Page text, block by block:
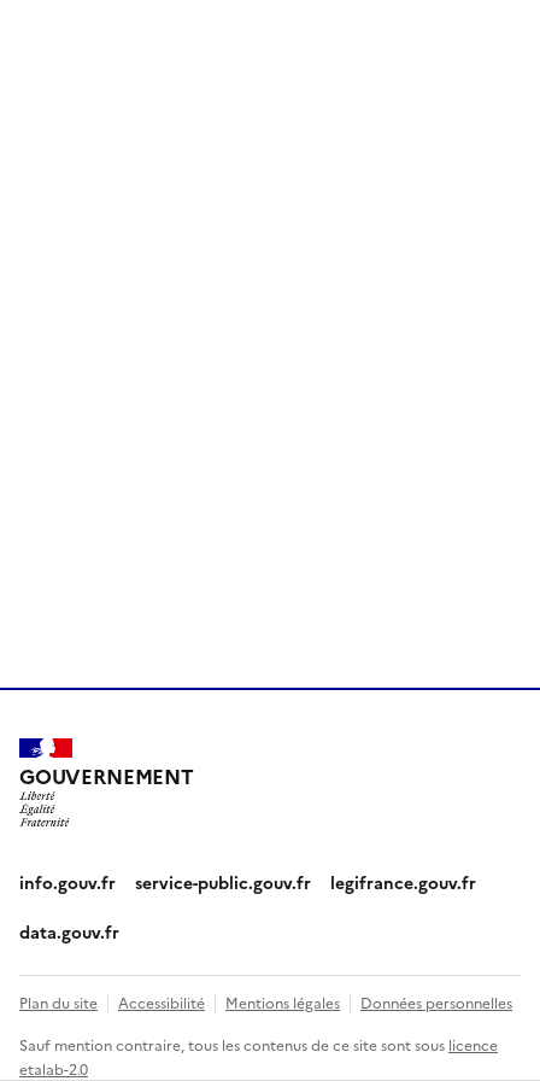
GOUVERNEMENT
info.gouv.fr service-public.gouv.fr legifrance.gouv.fr
data.gouv.fr
Plan du site Accessibilité Mentions légales Données personnelles
Sauf mention contraire, tous les contenus de ce site sont sous licence
etalab-2.0